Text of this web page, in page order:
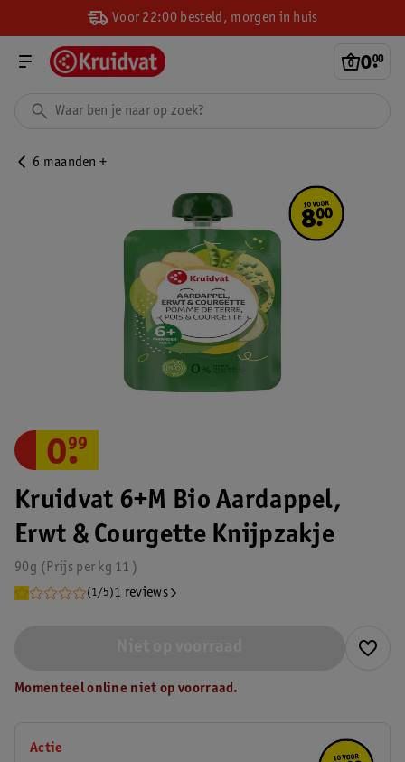
Voor 22:00 besteld, morgen in huis
0.
00
6 maanden +
Kruidvat 6+M Bio Aardappel,
Erwt & Courgette Knijpzakje
90g 11
Prijs per kg
(1/5)1 reviews
0.
99
Momenteel online niet op voorraad.
Actie